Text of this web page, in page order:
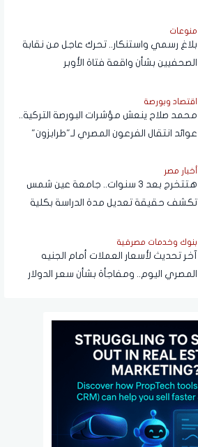
منوعات
بلاغ رسمي واستنكار.. تحرك عاجل من نقابة
الصحفيين بشأن واقعة فتاة الأوبر
اقتصاد وبورصة
محمد صلاح ينعش مؤشرات البورصة التركية..
عوائد انتقال الفرعون المصري لـ"طرابزون"
أخبار مصر
هتتخرج بعد 3 سنوات.. جامعة عين شمس
تكشف حقيقة تعديل مدة الدراسة بكلية
بنوك وخدمات مصرفية
آخر تحديث لأسعار العملات أمام الجنيه
المصري اليوم.. ومفاجأة بشأن سعر الدولار